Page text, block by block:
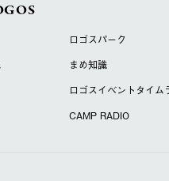
ロゴスパーク
まめ知識
ロゴスイベントタイム
CAMP RADIO